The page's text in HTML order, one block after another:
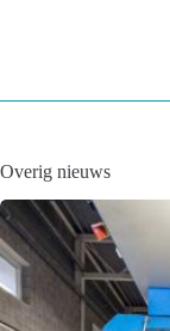
Overig nieuws